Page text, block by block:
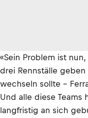
«Sein Problem ist
drei Rennställe
wechseln sollte –
Und alle diese Teams
langfristig an sich